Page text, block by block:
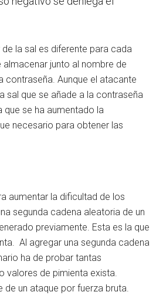
la sal es diferente para cada
almacenar junto al nombre de
contraseña. Aunque el atacante
sal que se añade a la contraseña
que se ha aumentado la
necesario para obtener las
aumentar la dificultad de los
segunda cadena aleatoria de un
previamente. Esta es la que
Al agregar una segunda cadena
ha de probar tantas
valores de pimienta exista.
un ataque por fuerza bruta.